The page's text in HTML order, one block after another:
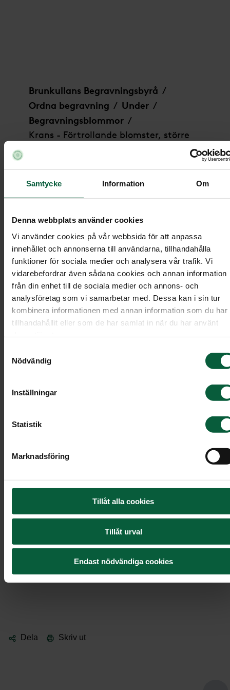
Samtycke Information Om
Denna webbplats använder cookies
Vi använder cookies på vår webbsida för att anpassa
innehållet och annonserna till användarna, tillhandahålla
funktioner för sociala medier och analysera vår trafik. Vi
vidarebefordrar även sådana cookies och annan information
från din enhet till de sociala medier och annons- och
analysföretag som vi samarbetar med. Dessa kan i sin tur
kombinera informationen med annan information som du har
tillhandahållit eller som de har samlat in när du har använt
Nödvändig
Inställningar
Statistik
Marknadsföring
Tillåt alla cookies
Tillåt urval
Endast nödvändiga cookies
Brunkullans Begravningsbyrå /
Ordna begravning / Under /
Begravningsblommor /
Krans - Förtrollande blomster, större
Krans - Förtrollande blomster,
större
Krans - Förtrollande blomster,
Denna krans kan även användas som
Dela Skriv ut